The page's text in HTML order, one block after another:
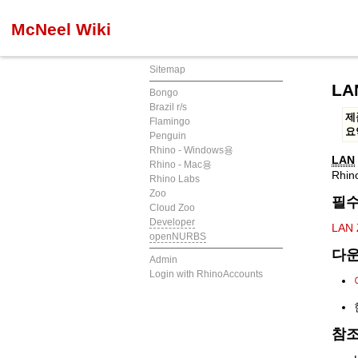
McNeel Wiki
Sitemap
Bongo
Brazil r/s
Flamingo
Penguin
Rhino - Windows용
Rhino - Mac용
Rhino Labs
Zoo
Cloud Zoo
Developer
openNURBS
Admin
Login with RhinoAccounts
제
요
LAN
필
LAN
다
참